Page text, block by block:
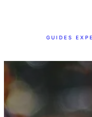
GUIDES